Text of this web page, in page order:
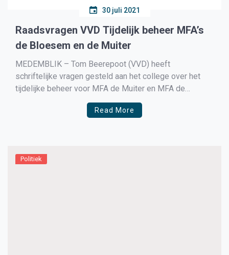
30 juli 2021
Raadsvragen VVD Tijdelijk beheer MFA’s
de Bloesem en de Muiter
MEDEMBLIK – Tom Beerepoot (VVD) heeft
schriftelijke vragen gesteld aan het college over het
tijdelijke beheer voor MFA de Muiter en MFA de
Bloesem. Het college verlengd het contract met de
huidige beheerder niet zoals normaal met 5 jaar maar
Read More
Politiek